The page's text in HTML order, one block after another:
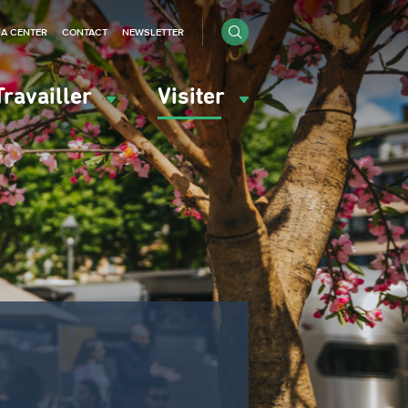
Visiter
CENTER CONTACT NEWSLETTER